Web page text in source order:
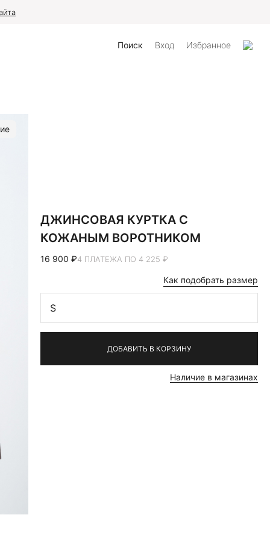
Поиск Вход Избранное
ДЖИНСОВАЯ КУРТКА С
КОЖАНЫМ ВОРОТНИКОМ
16 900 ₽4 ПЛАТЕЖА ПО 4 225 ₽
Как подобрать размер
S
ДОБАВИТЬ В КОРЗИНУ
Наличие в магазинах